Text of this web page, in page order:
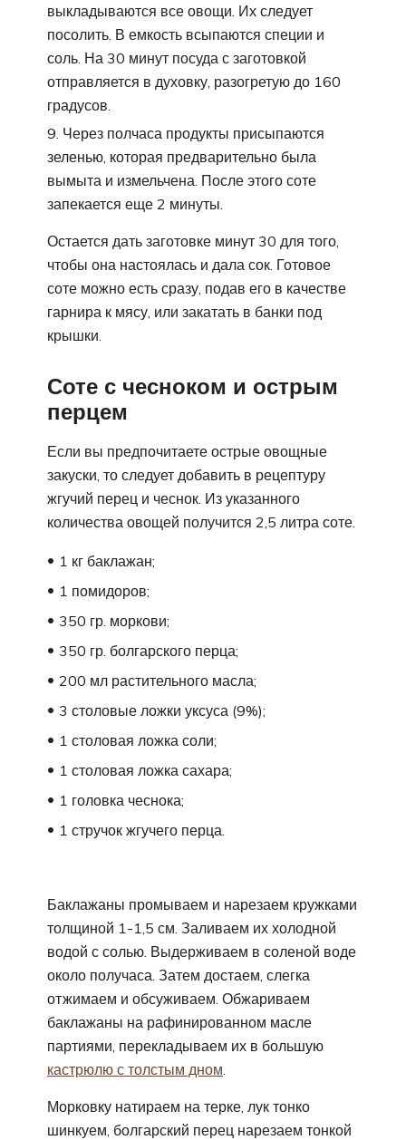
выкладываются все овощи. Их следует
посолить. В емкость всыпаются специи и
соль. На 30 минут посуда с заготовкой
отправляется в духовку, разогретую до 160
градусов.
Через полчаса продукты присыпаются
зеленью, которая предварительно была
вымыта и измельчена. После этого соте
запекается еще 2 минуты.
Остается дать заготовке минут 30 для того,
чтобы она настоялась и дала сок. Готовое
соте можно есть сразу, подав его в качестве
гарнира к мясу, или закатать в банки под
крышки.
Соте с чесноком и острым
перцем
Если вы предпочитаете острые овощные
закуски, то следует добавить в рецептуру
жгучий перец и чеснок. Из указанного
количества овощей получится 2,5 литра соте.
1 кг баклажан;
1 помидоров;
350 гр. моркови;
350 гр. болгарского перца;
200 мл растительного масла;
3 столовые ложки уксуса (9%);
1 столовая ложка соли;
1 столовая ложка сахара;
1 головка чеснока;
1 стручок жгучего перца.
Баклажаны промываем и нарезаем кружками
толщиной 1-1,5 см. Заливаем их холодной
водой с солью. Выдерживаем в соленой воде
около получаса. Затем достаем, слегка
отжимаем и обсуживаем. Обжариваем
баклажаны на рафинированном масле
партиями, перекладываем их в большую
кастрюлю с толстым дном
Морковку натираем на терке, лук тонко
шинкуем, болгарский перец нарезаем тонкой